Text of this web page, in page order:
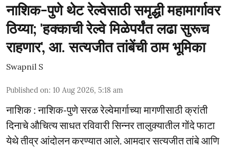
नाशिक-पुणे थेट रेल्वेसाठी समृद्धी महामार्गावर
ठिय्या; 'हक्काची रेल्वे मिळेपर्यंत लढा सुरूच
राहणार', आ. सत्यजीत तांबेंची ठाम भूमिका
Swapnil S
Published on: 10 Aug 2026, 5:18 am
नाशिक : नाशिक-पुणे सरळ रेल्वेमार्गाच्या मागणीसाठी क्रांती
दिनाचे औचित्य साधत रविवारी सिन्नर तालुक्यातील गोंदे फाटा
येथे तीव्र आंदोलन करण्यात आले. आमदार सत्यजीत तांबे आणि